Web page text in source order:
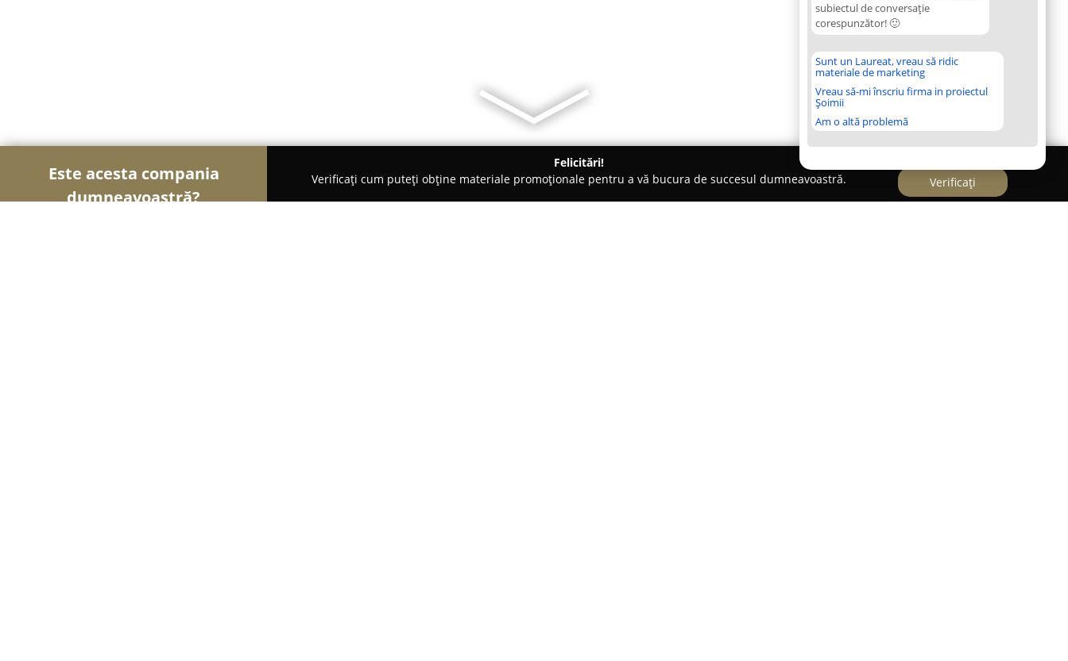
subiectul de conversație
corespunzător! 🙂
Sunt un Laureat, vreau să ridic
materiale de marketing
Vreau să-mi înscriu firma in proiectul
Șoimii
Am o altă problemă
Este acesta compania
dumneavoastră?
Felicitări!
Verificați cum puteți obține materiale promoționale pentru a vă bucura de succesul dumneavoastră.
Verificați